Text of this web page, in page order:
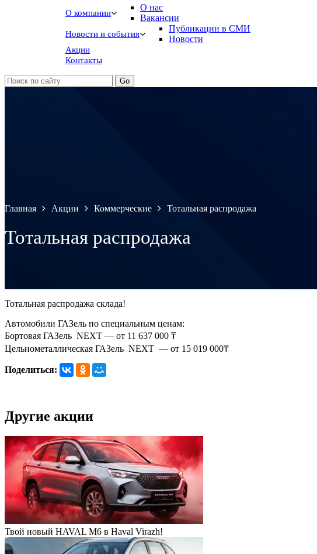
О компании
О нас
Вакансии
Новости и события
Публикации в СМИ
Новости
Акции
Контакты
Главная Акции Коммерческие Тотальная распродажа
Тотальная распродажа
Тотальная распродажа склада!
Автомобили ГАЗель по специальным ценам:
Бортовая ГАЗель NEXT — от 11 637 000 ₸
Цельнометаллическая ГАЗель NEXT — от 15 019 000₸
Поделиться:
Другие акции
Твой новый HAVAL M6 в Haval Virazh!